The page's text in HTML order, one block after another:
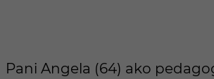
Pani Angela (64) ako